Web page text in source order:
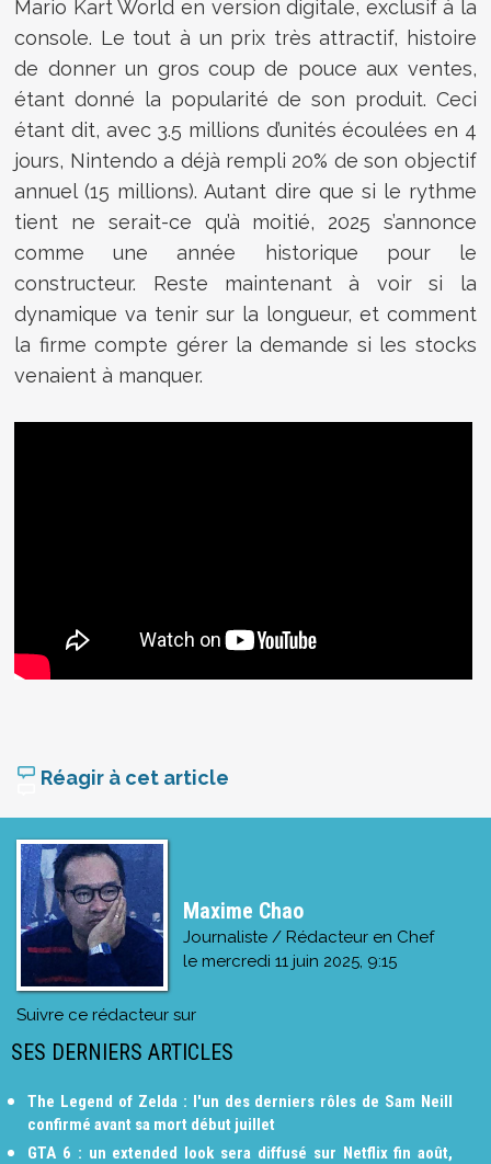
Mario Kart World en version digitale, exclusif à la
console. Le tout à un prix très attractif, histoire
de donner un gros coup de pouce aux ventes,
étant donné la popularité de son produit. Ceci
étant dit, avec 3.5 millions d’unités écoulées en 4
jours, Nintendo a déjà rempli 20% de son objectif
annuel (15 millions). Autant dire que si le rythme
tient ne serait-ce qu’à moitié, 2025 s’annonce
comme une année historique pour le
constructeur. Reste maintenant à voir si la
dynamique va tenir sur la longueur, et comment
la firme compte gérer la demande si les stocks
venaient à manquer.
Réagir à cet article
Maxime Chao
Journaliste / Rédacteur en Chef
le mercredi 11 juin 2025, 9:15
Suivre ce rédacteur sur
SES DERNIERS ARTICLES
The Legend of Zelda : l'un des derniers rôles de Sam Neill
confirmé avant sa mort début juillet
GTA 6 : un extended look sera diffusé sur Netflix fin août,